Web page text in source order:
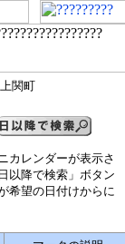
関町
カレンダーが表示さ
以降で検索」ボタン
希望の日付けからに